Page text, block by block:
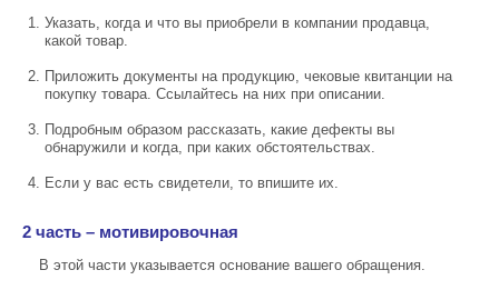
Указать, когда и что вы приобрели в компании продавца,
какой товар.
Приложить документы на продукцию, чековые квитанции на
покупку товара. Ссылайтесь на них при описании.
Подробным образом рассказать, какие дефекты вы
обнаружили и когда, при каких обстоятельствах.
Если у вас есть свидетели, то впишите их.
2 часть – мотивировочная
В этой части указывается основание вашего обращения.